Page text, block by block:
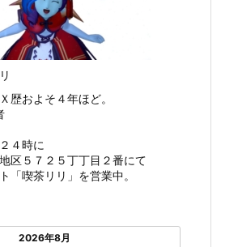
歴およそ４年ほど。
４時に
区５７２５丁丁目２番にて
「喫茶リリ」を営業中。
2026年8月